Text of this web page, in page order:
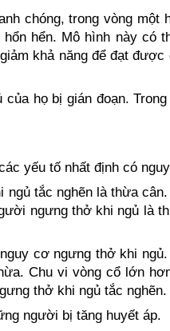
chóng, trong vòng một
hển. Mô hình này có
khả năng để đạt
họ bị gián đoạn.
yếu tố nhất định có
tắc nghẽn là thừa
ngưng thở khi ngủ là
cơ ngưng thở khi
Chu vi vòng cổ lớn
thở khi ngủ tắc nghẽn.
người bị tăng huyết áp.